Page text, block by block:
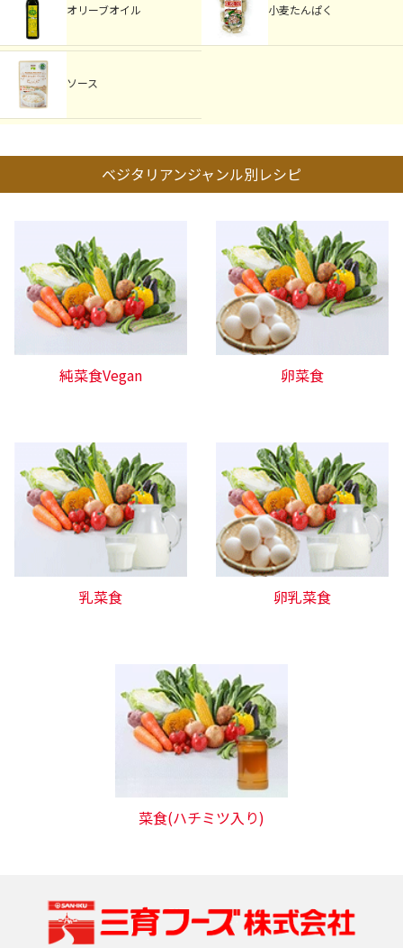
オリーブオイル 小麦たんぱく
ソース
ベジタリアンジャンル別レシピ
純菜食Vegan 卵菜食
乳菜食 卵乳菜食
菜食(ハチミツ入り)